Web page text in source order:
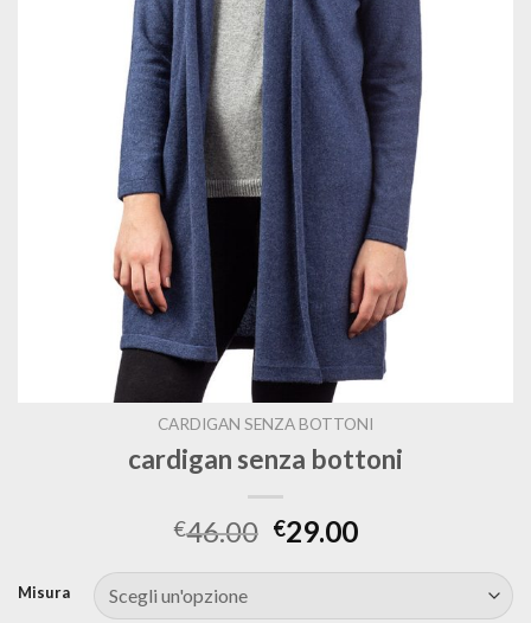
CARDIGAN SENZA BOTTONI
cardigan senza bottoni
€46.00 €29.00
Misura